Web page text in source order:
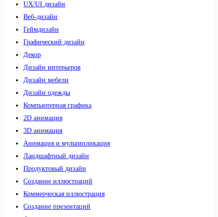
UX/UI дизайн
Веб-дизайн
Геймдизайн
Графический дизайн
Декор
Дизайн интерьеров
Дизайн мебели
Дизайн одежды
Компьютерная графика
2D анимация
3D анимация
Анимация и мультипликация
Ландшафтный дизайн
Продуктовый дизайн
Создание иллюстраций
Коммерческая иллюстрация
Создание презентаций